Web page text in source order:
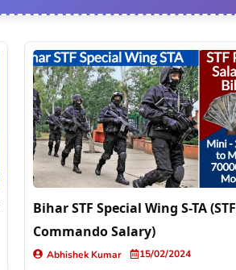
Bihar STF Special Wing S-TA (STF
Commando Salary)
Abhishek Kumar 15/02/2024